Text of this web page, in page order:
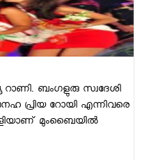
റാണി. ബംഗളുരു സ്വദേശി
പ്രിയ റോയി എന്നിവരെ
മുംബൈയില്‍